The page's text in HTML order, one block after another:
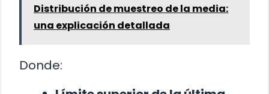
Distribución de muestreo de la media:
una explicación detallada
Donde: